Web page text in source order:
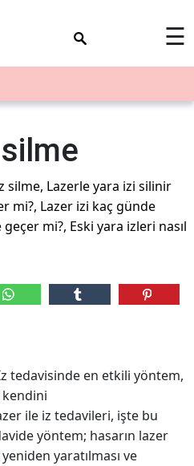
☰
silme, Lazerle yara izi silinir
mi?, Lazer izi kaç günde
mi?, Eski yara izleri nasıl
tedavisinde en etkili yöntem,
ile iz tedavileri, işte bu
yöntem; hasarın lazer
yaratılması ve